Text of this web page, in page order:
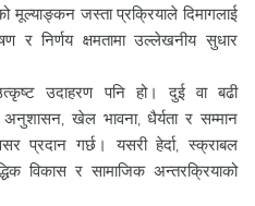
मूल्याङ्कन जस्ता प्रक्रियाले दिमागलाई
र निर्णय क्षमतामा उल्लेखनीय सुधार
उदाहरण पनि हो। दुई वा बढी
अनुशासन, खेल भावना, धैर्यता र सम्मान
प्रदान गर्छ। यसरी हेर्दा, स्क्राबल
विकास र सामाजिक अन्तरक्रियाको